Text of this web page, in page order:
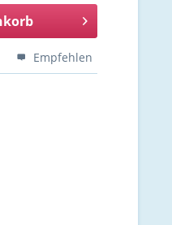
Empfehlen